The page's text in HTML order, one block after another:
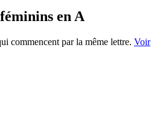
féminins en A
commencent par la même lettre. Voir